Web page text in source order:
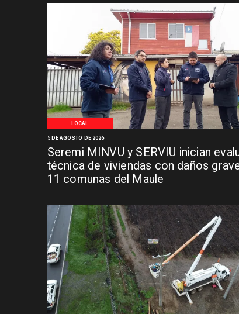
LOCAL
Seremi MINVU y SERVIU inician
técnica de viviendas con daños
11 comunas del Maule
5 DE AGOSTO DE 2026